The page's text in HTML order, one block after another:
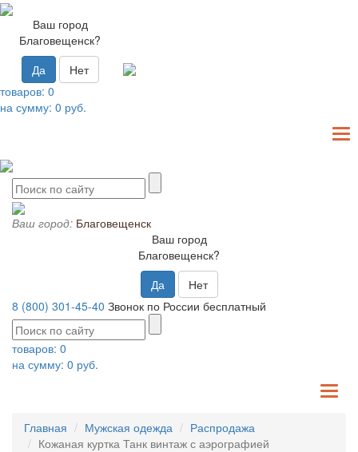
Ваш город
Благовещенск?
Да
Нет
товаров: 0
на сумму: 0 руб.
Ваш город: Благовещенск
Ваш город
Благовещенск?
Да
Нет
8 (800) 301-45-40 Звонок по России бесплатный
товаров: 0
на сумму: 0 руб.
Главная Мужская одежда
Распродажа
Кожаная куртка Танк винтаж с аэрографией